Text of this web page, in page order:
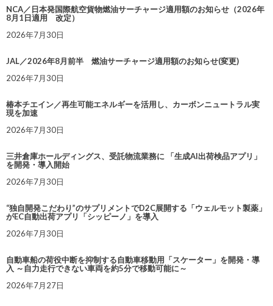
NCA／日本発国際航空貨物燃油サーチャージ適用額のお知らせ（2026年
8月1日適用 改定）
2026年7月30日
JAL／2026年8月前半 燃油サーチャージ適用額のお知らせ(変更)
2026年7月30日
椿本チエイン／再生可能エネルギーを活用し、カーボンニュートラル実
現を加速
2026年7月30日
三井倉庫ホールディングス、受託物流業務に 「生成AI出荷検品アプリ」
を開発・導入開始
2026年7月30日
“独自開発こだわり”のサプリメントでD2C展開する「ウェルモット製薬」
がEC自動出荷アプリ「シッピーノ」を導入
2026年7月30日
自動車船の荷役中断を抑制する自動車移動用「スケーター」を開発・導
入 ～自力走行できない車両を約5分で移動可能に～
2026年7月27日